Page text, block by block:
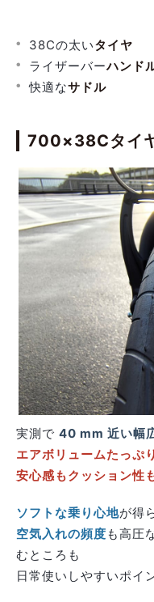
38Cの太いタイヤ
ライザーバーハンド
快適なサドル
700×38Cタイ
実測で 40 mm 近い幅
エアボリュームたっぷり
安心感もクッション性
ソフトな乗り心地が得
空気入れの頻度 も高圧
むところも
日常使いしやすいポイ